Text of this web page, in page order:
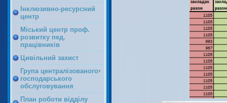
Інклюзивно-ресурсний
центр
Міський центр проф.
розвитку пед.
працівників
Цивільний захист
Група централізованого
господарського
обслуговування
План роботи відділу